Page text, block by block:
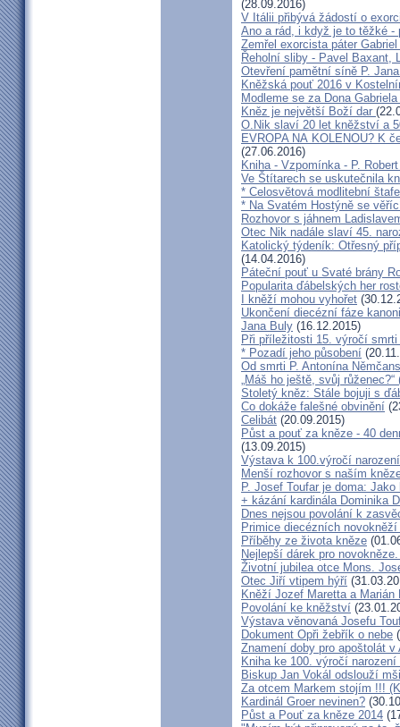
(28.09.2016)
V Itálii přibývá žádostí o
Ano a rád, i když je to těžké -
Zemřel exorcista páter Gabriel
Řeholní sliby - Pavel Baxant,
Otevření pamětní síně P.
Kněžská pouť 2016 v
Modleme se za Dona
Kněz je největší Boží dar
O.Nik slaví 20 let kněžství a
EVROPA NA KOLENOU? K
(27.06.2016)
Kniha - Vzpomínka - P.
Ve Štítarech se uskutečnila
* Celosvětová modlitební
* Na Svatém Hostýně se
Rozhovor s jáhnem
Otec Nik nadále slaví 45.
Katolický týdeník: Otřesný
(14.04.2016)
Páteční pouť u Svaté brány
Popularita ďábelských her
I kněží mohou vyhořet
Ukončení diecézní fáze
Jana Buly (16.12.2015)
Při příležitosti 15. výročí
* Pozadí jeho působení
Od smrti P. Antonína
„Máš ho ještě, svůj
Stoletý kněz: Stále bojuji s
Co dokáže falešné obvinění
Celibát (20.09.2015)
Půst a pouť za kněze - 40
(13.09.2015)
Výstava k 100.výročí
Menší rozhovor s naším
P. Josef Toufar je doma:
+ kázání kardinála Dominika
Dnes nejsou povolání k
Primice diecézních
Příběhy ze života kněze
Nejlepší dárek pro
Životní jubilea otce Mons.
Otec Jiří vtipem hýří
Kněží Jozef Maretta a Marián
Povolání ke kněžství
Výstava věnovaná Josefu
Dokument Opři žebřík o nebe
Znamení doby pro apoštolát v
Kniha ke 100. výročí narození
Biskup Jan Vokál odslouží
Za otcem Markem stojím !!!
Kardinál Groer nevinen?
Půst a Pouť za kněze 2014